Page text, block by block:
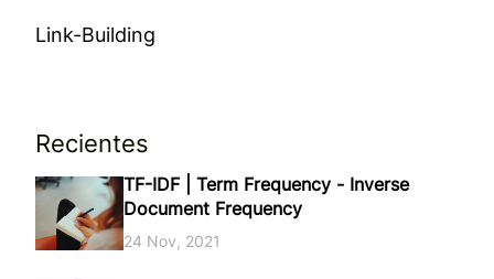
Link-Building
Recientes
TF-IDF | Term Frequency - Inverse
Document Frequency
24 Nov, 2021